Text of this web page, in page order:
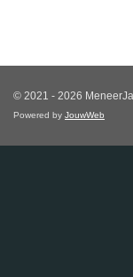
© 2021 - 2026
Powered by JouwWeb